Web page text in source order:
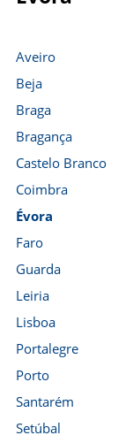
Aveiro
Beja
Braga
Bragança
Castelo Branco
Coimbra
Évora
Faro
Guarda
Leiria
Lisboa
Portalegre
Porto
Santarém
Setúbal